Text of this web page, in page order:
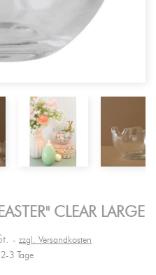
CLEAR LARGE
zzgl. Versandkosten
2-3 Tage